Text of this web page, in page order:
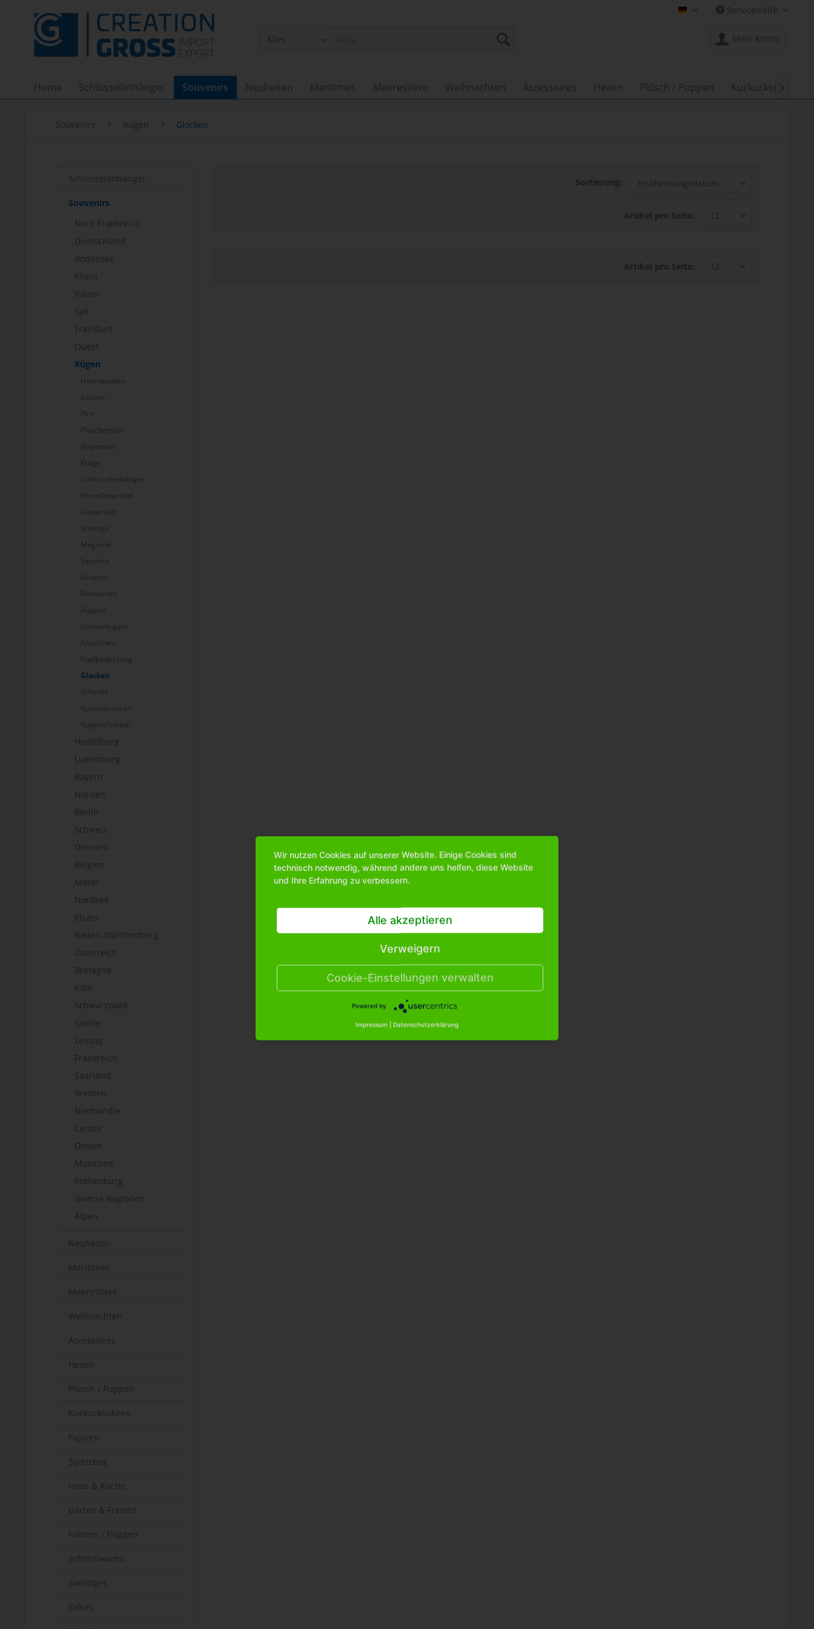
Shop Creation Gross DE
Service/Hilfe
Mein Konto
Home Schlüsselanhänger Souvenirs Neuheiten Maritimes Meerestiere Weihnachten Accessoires Hexen Plüsch / Puppen Kuckucksuhren

Souvenirs Rügen Glocken
Schlüsselanhänger
Souvenirs
Nord Frankreich
Deutschland
Bodensee
Rhein
Italien
Sylt
Frankfurt
Ouest
Rügen
Heimtextilien
Socken
Pins
Plüschartikel
Polyartikel
Krüge
Schlüsselanhänger
Porzellanartikel
Glasartikel
Sonstige
Magnete
Taschen
Keramik
Postkarten
Puppen
Schneekugeln
Abzeichen
Kopfbedeckung
Glocken
Schirme
Kuckucksuhren
Kugelschreiber
Heidelberg
Luxemburg
Bayern
Norden
Berlin
Schweiz
Dresden
Belgien
Mosel
Nordsee
Elsass
Baden-Württemberg
Österreich
Bretagne
Köln
Schwarzwald
Savoie
Leipzig
Frankreich
Saarland
Bremen
Normandie
Centre
Ostsee
München
Rothenburg
diverse Regionen
Alpen
Neuheiten
Maritimes
Meerestiere
Weihnachten
Accessoires
Hexen
Plüsch / Puppen
Kuckucksuhren
Figuren
Spielzeug
Haus & Küche
Garten & Freizeit
Fahnen / Flaggen
Schreibwaren
Sonstiges
Extras
Sortierung:
Artikel pro Seite:
Artikel pro Seite:
Wir nutzen Cookies auf unserer Website. Einige Cookies sind
technisch notwendig, während andere uns helfen, diese Website
und Ihre Erfahrung zu verbessern.
Alle akzeptieren
Verweigern
Cookie-Einstellungen verwalten
Powered by
Impressum Datenschutzerklärung